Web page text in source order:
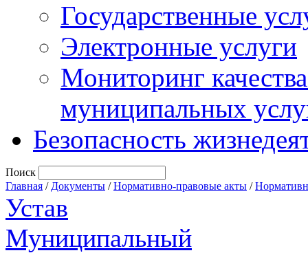
Государственные
Электронные услуги
Мониторинг
муниципальных
Безопасность
Поиск
Главная / Документы /Нормативно-правовые акты /
Устав
Муниципальный